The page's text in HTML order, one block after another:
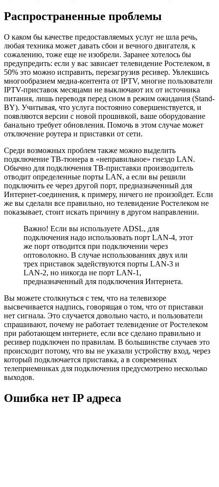
Распространенные проблемы
О каком бы качестве предоставляемых услуг не шла речь,
любая техника может давать сбои и вечного двигателя, к
сожалению, тоже еще не изобрели. Заранее хотелось бы
предупредить: если у вас зависает телевидение Ростелеком, в
50% это можно исправить, перезагрузив ресивер. Увлекшись
многообразием медиа-контента от IPTV, многие пользователи
IPTV­-приставок месяцами не выключают их от источника
питания, лишь переводя перед сном в режим ожидания (Stand-
BY). Учитывая, что услуга постоянно совершенствуется, и
появляются версии с новой прошивкой, ваше оборудование
банально требует обновления. Помочь в этом случае может
отключение роутера и приставки от сети.
Среди возможных проблем также можно выделить
подключение ТВ-тюнера в «неправильное» гнездо LAN.
Обычно для подключения ТВ-приставки производитель
отводит определенные порты LAN, а если вы решили
подключить ее через другой порт, предназначенный для
Интернет-соединения, к примеру, ничего не произойдет. Если
же вы сделали все правильно, но телевидение Ростелеком не
показывает, стоит искать причину в другом направлении.
Важно! Если вы используете ADSL, для
подключения надо использовать порт LAN-4, этот
же порт отводится при подключении через
оптоволокно. В случае использованиях двух или
трех приставок задействуются порты LAN-3 и
LAN-2, но никогда не порт LAN-1,
предназначенный для подключения Интернета.
Вы можете столкнуться с тем, что на телевизоре
высвечивается надпись, говорящая о том, что от приставки
нет сигнала. Это случается довольно часто, и пользователи
спрашивают, почему не работает телевидение от Ростелеком
при работающем интернете, если все сделано правильно и
ресивер подключен по правилам. В большинстве случаев это
происходит потому, что вы не указали устройству вход, через
который подключается приставка, а в современных
телеприемниках для подключения предусмотрено несколько
выходов.
Ошибка нет IP адреса